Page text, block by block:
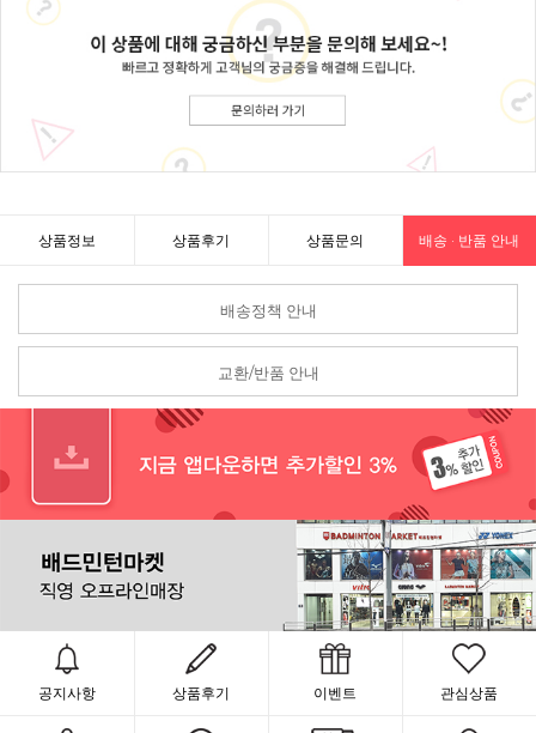
상품정보 상품후기 상품문의 배송 · 반품 안내
배송정책 안내
교환/반품 안내
공지사항 상품후기 이벤트 관심상품